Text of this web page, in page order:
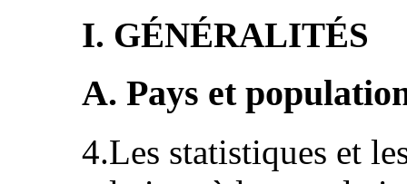
I. GÉNÉRALITÉS
A. Pays et
4.Les statistiques et